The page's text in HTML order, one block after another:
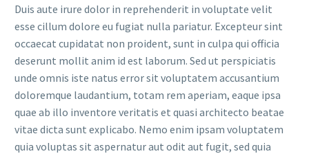
Duis aute irure dolor in reprehenderit in voluptate velit
esse cillum dolore eu fugiat nulla pariatur. Excepteur sint
occaecat cupidatat non proident, sunt in culpa qui officia
deserunt mollit anim id est laborum. Sed ut perspiciatis
unde omnis iste natus error sit voluptatem accusantium
doloremque laudantium, totam rem aperiam, eaque ipsa
quae ab illo inventore veritatis et quasi architecto beatae
vitae dicta sunt explicabo. Nemo enim ipsam voluptatem
quia voluptas sit aspernatur aut odit aut fugit, sed quia